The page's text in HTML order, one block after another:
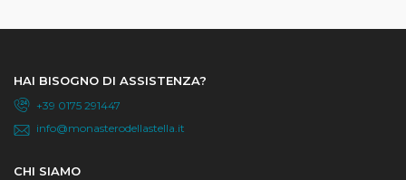
HAI BISOGNO DI ASSISTENZA?
+39 0175 291447
info@monasterodellastella.it
CHI SIAMO